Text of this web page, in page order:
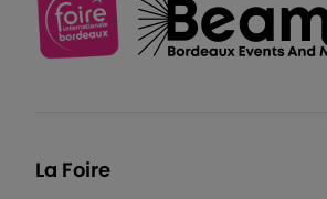
La Foire